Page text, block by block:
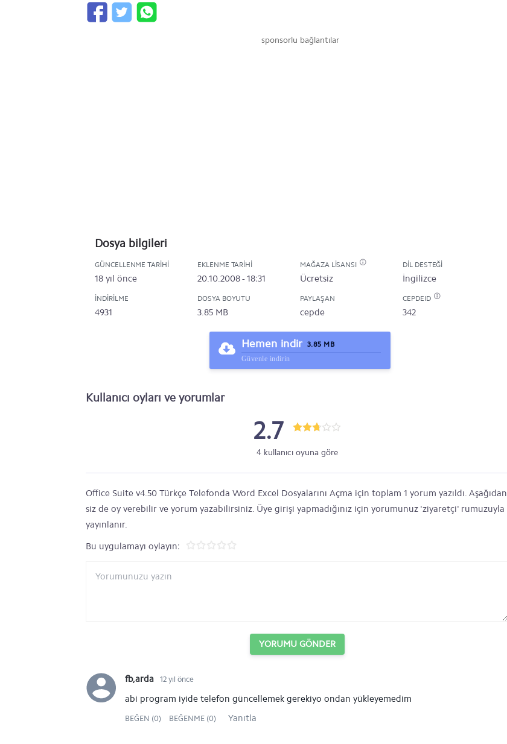
sponsorlu bağlantılar
Dosya bilgileri
GÜNCELLENME TARIHI
18 yıl önce
EKLENME TARIHI
20.10.2008 - 18:31
MAĞAZA LISANSI
Ücretsiz
DIL DESTEĞI
İngilizce
İNDIRILME
4931
DOSYA BOYUTU
3.85 MB
PAYLAŞAN
cepde
CEPDEID
342
Hemen indir 3.85 MB
Güvenle indirin
Kullanıcı oyları ve yorumlar
2.7
4 kullanıcı oyuna göre
Office Suite v4.50 Türkçe Telefonda Word Excel Dosyalarını Açma için toplam 1 yorum yazıldı. Aşağıdan
siz de oy verebilir ve yorum yazabilirsiniz. Üye girişi yapmadığınız için yorumunuz 'ziyaretçi' rumuzuyla
yayınlanır.
Bu uygulamayı oylayın:
YORUMU GÖNDER
fb,arda 12 yıl önce
abi program iyide telefon güncellemek gerekiyo ondan yükleyemedim
BEĞEN (0) BEĞENME (0) Yanıtla